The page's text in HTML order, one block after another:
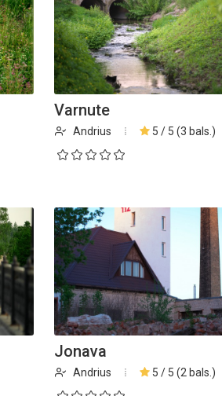
Varnute
Andrius 5 / 5 (3 bals.)
Jonava
Andrius 5 / 5 (2 bals.)